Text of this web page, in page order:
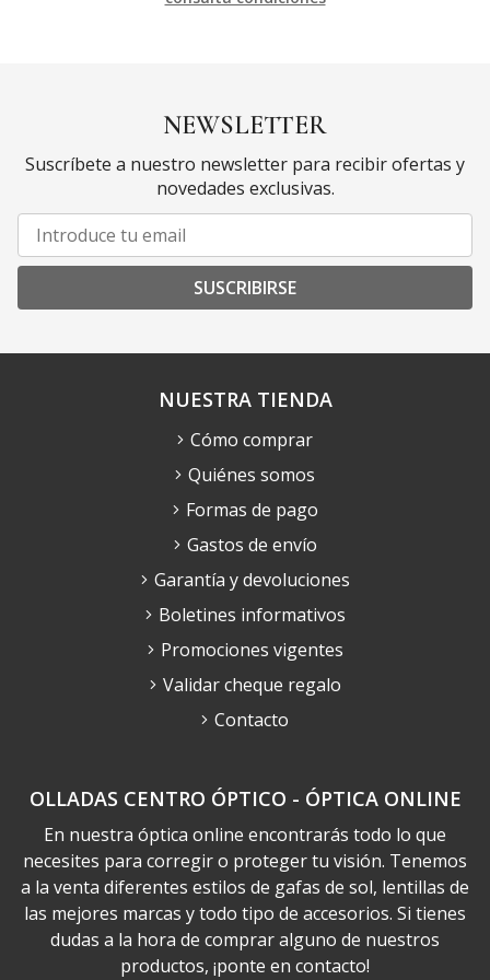
NEWSLETTER
Suscríbete a nuestro newsletter para recibir ofertas y
novedades exclusivas.
SUSCRIBIRSE
OLLADAS CENTRO ÓPTICO - ÓPTICA ONLINE
En nuestra óptica online encontrarás todo lo que
necesites para corregir o proteger tu visión. Tenemos
a la venta diferentes estilos de gafas de sol, lentillas de
las mejores marcas y todo tipo de accesorios. Si tienes
dudas a la hora de comprar alguno de nuestros
productos, ¡ponte en contacto!
NUESTRA TIENDA
Cómo comprar
Quiénes somos
Formas de pago
Gastos de envío
Garantía y devoluciones
Boletines informativos
Promociones vigentes
Validar cheque regalo
Contacto